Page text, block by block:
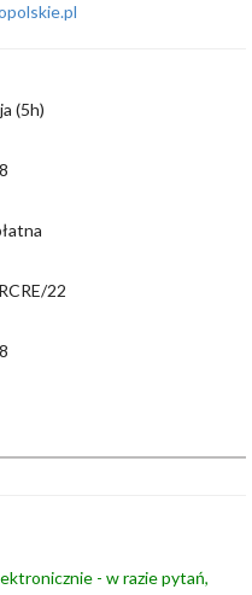
(5h)
22
- w razie pytań,